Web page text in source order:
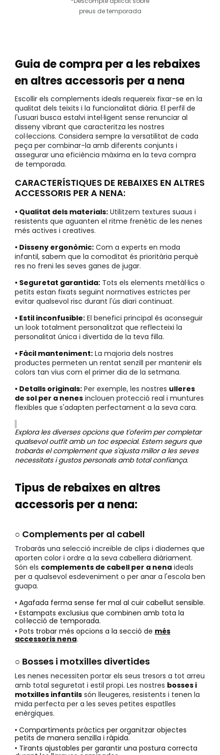
preus de temporada
Guia de compra per a les rebaixes
en altres accessoris per a nena
Escollir els complements ideals requereix fixar-se en la
qualitat dels teixits i la funcionalitat diària. El perfil de
l'usuari busca estalvi intel·ligent sense renunciar al
disseny vibrant que caracteritza les nostres
col·leccions. Considera sempre la versatilitat de cada
peça per combinar-la amb diferents conjunts i
assegurar una eficiència màxima en la teva compra
de temporada.
CARACTERÍSTIQUES DE REBAIXES EN ALTRES
ACCESSORIS PER A NENA:
• Qualitat dels materials: Utilitzem textures suaus i
resistents que aguanten el ritme frenètic de les nenes
més actives i creatives.
• Disseny ergonòmic: Com a experts en moda
infantil, sabem que la comoditat és prioritària perquè
res no freni les seves ganes de jugar.
• Seguretat garantida: Tots els elements metàl·lics o
petits estan fixats seguint normatives estrictes per
evitar qualsevol risc durant l'ús diari continuat.
• Estil inconfusible: El benefici principal és aconseguir
un look totalment personalitzat que reflecteixi la
personalitat única i divertida de la teva filla.
• Fàcil manteniment: La majoria dels nostres
productes permeten un rentat senzill per mantenir els
colors tan vius com el primer dia de la setmana.
• Detalls originals: Per exemple, les nostres ulleres
de sol per a nenes inclouen protecció real i muntures
flexibles que s'adapten perfectament a la seva cara.
Explora les diverses opcions que t'oferim per completar
qualsevol outfit amb un toc especial. Estem segurs que
trobaràs el complement que s'ajusta millor a les seves
necessitats i gustos personals amb total confiança.
Tipus de rebaixes en altres
accessoris per a nena:
○ Complements per al cabell
Trobaràs una selecció increïble de clips i diademes que
aporten color i ordre a la seva cabellera diàriament.
Són els complements de cabell per a nena ideals
per a qualsevol esdeveniment o per anar a l'escola ben
guapa.
• Agafada ferma sense fer mal al cuir cabellut sensible.
• Estampats exclusius que combinen amb tota la
col·lecció de temporada.
• Pots trobar més opcions a la secció de més
accessoris nena.
○ Bosses i motxilles divertides
Les nenes necessiten portar els seus tresors a tot arreu
amb total seguretat i estil propi. Les nostres bosses i
motxilles infantils són lleugeres, resistents i tenen la
mida perfecta per a les seves petites espatlles
enèrgiques.
• Compartiments pràctics per organitzar objectes
petits de manera senzilla i ràpida.
• Tirants ajustables per garantir una postura correcta